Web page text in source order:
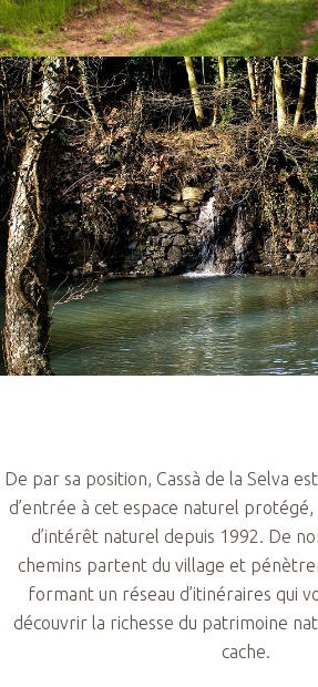
De par sa position, Cassà de la Selva
d’entrée à cet espace naturel protégé,
d’intérêt naturel depuis 1992. De
chemins partent du village et
formant un réseau d’itinéraires qui
découvrir la richesse du patrimoine
cache.